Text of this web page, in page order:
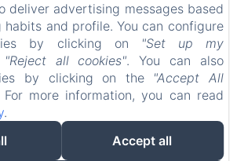
Blog
Legal notice
EN FR DE
deliver advertising messages based
habits and profile. You can configure
by clicking on
"Set up my
"Reject all cookies". You can also
by clicking on the "Accept All
For more information, you can read
.
Accept all